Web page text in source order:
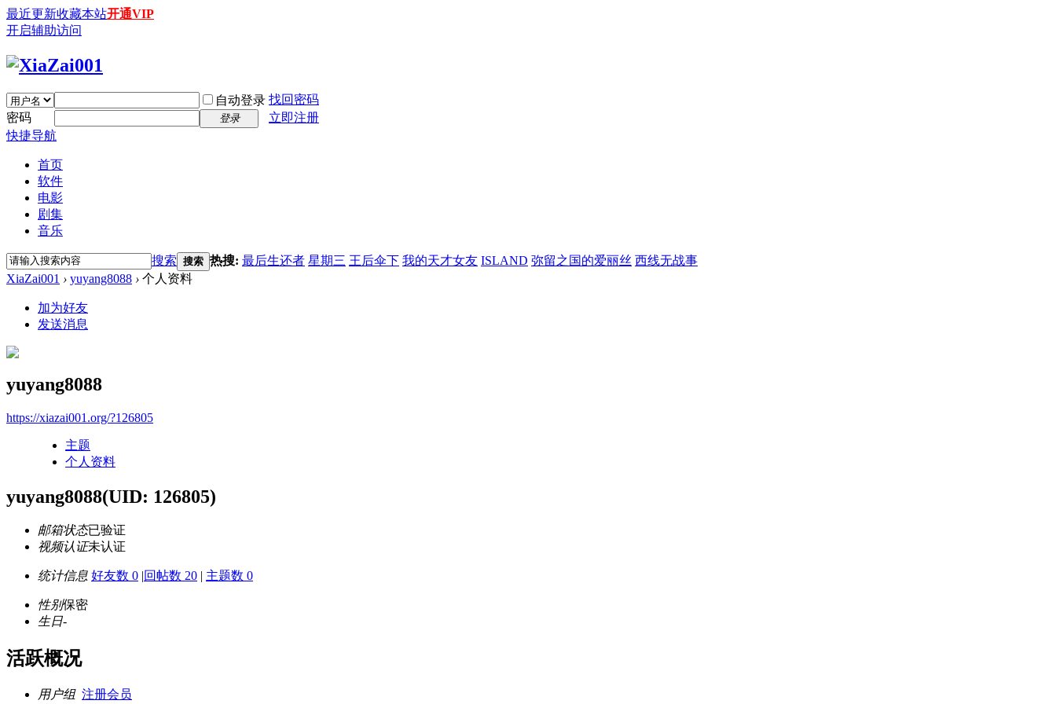
最近更新收藏本站开通VIP
开启辅助访问
自动登录 找回密码
密码
登录
立即注册
快捷导航
首页
软件
电影
剧集
音乐
搜索 搜索 热搜: 最后生还者 星期三 王后伞下 我的天才女友 ISLAND 弥留之国的爱丽丝 西线无战事
XiaZai001 › yuyang8088 › 个人资料
加为好友
发送消息
yuyang8088
https://xiazai001.org/?126805
主题
个人资料
yuyang8088(UID: 126805)
邮箱状态已验证
视频认证未认证
统计信息 好友数 0 |回帖数 20 | 主题数 0
性别保密
生日-
活跃概况
用户组 注册会员